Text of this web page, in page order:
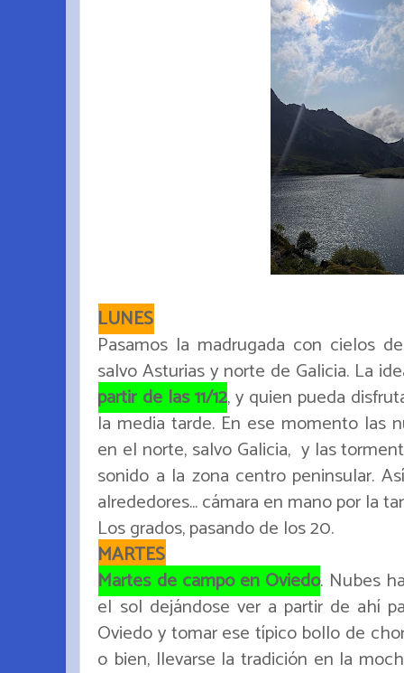
LUNES
Pasamos la madrugada con cielos
salvo Asturias y norte de Galicia. La
partir de las 11/12, y quien pueda
la media tarde. En ese momento las
en el norte, salvo Galicia, y las
sonido a la zona centro peninsular.
alrededores... cámara en mano por la
Los grados, pasando de los 20.
MARTES
Martes de campo en Oviedo. Nubes
el sol dejándose ver a partir de ahí
Oviedo y tomar ese típico bollo de
o bien, llevarse la tradición en la